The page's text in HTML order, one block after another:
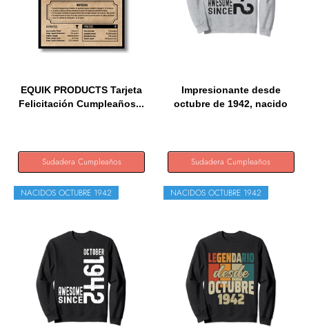
EQUIK PRODUCTS Tarjeta
Felicitación Cumpleaños...
Sudadera Cumpleaños
Impresionante desde
octubre de 1942, nacido
Sudadera Cumpleaños
NACIDOS OCTUBRE 1942 NACIDOS OCTUBRE 1942